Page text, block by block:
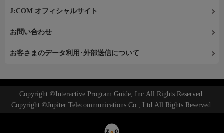
J:COM オフィシャルサイト
お問い合わせ
お客さまのデータ利用･外部送信について
Copyright ©Interactive Program Guide, Inc.All Rights Reserved.
Copyright ©Jupiter Telecommunications Co., Ltd.All Rights Reserved.